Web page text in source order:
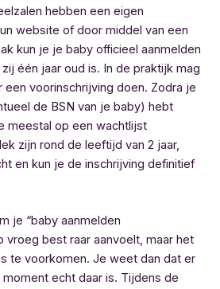
hebben een eigen
website of door middel van een
kun je je baby officieel aanmelden
één jaar oud is. In de praktijk mag
voorinschrijving doen. Zodra je
de BSN van je baby) hebt
meestal op een wachtlijst
zijn rond de leeftijd van 2 jaar,
en kun je de inschrijving definitief
je “baby aanmelden
vroeg best raar aanvoelt, maar het
te voorkomen. Je weet dan dat er
echt daar is. Tijdens de